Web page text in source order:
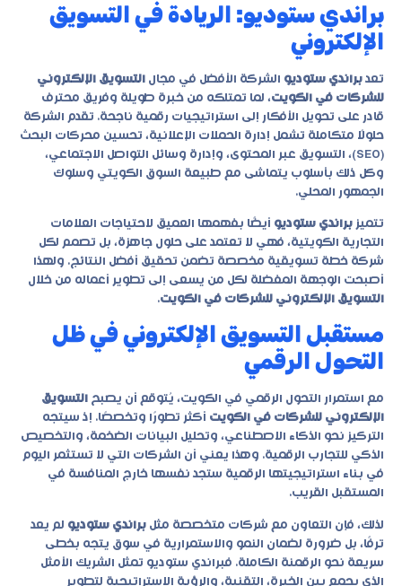
براندي ستوديو: الريادة في التسويق
الإلكتروني
تعد براندي ستوديو الشركة الأفضل في مجال التسويق الإلكتروني
للشركات في الكويت، لما تمتلكه من خبرة طويلة وفريق محترف
قادر على تحويل الأفكار إلى استراتيجيات رقمية ناجحة. تقدم الشركة
حلولًا متكاملة تشمل إدارة الحملات الإعلانية، تحسين محركات البحث
(SEO)، التسويق عبر المحتوى، وإدارة وسائل التواصل الاجتماعي،
وكل ذلك بأسلوب يتماشى مع طبيعة السوق الكويتي وسلوك
الجمهور المحلي.
تتميز براندي ستوديو أيضًا بفهمها العميق لاحتياجات العلامات
التجارية الكويتية، فهي لا تعتمد على حلول جاهزة، بل تصمم لكل
شركة خطة تسويقية مخصصة تضمن تحقيق أفضل النتائج. ولهذا
أصبحت الوجهة المفضلة لكل من يسعى إلى تطوير أعماله من خلال
التسويق الإلكتروني للشركات في الكويت.
مستقبل التسويق الإلكتروني في ظل
التحول الرقمي
مع استمرار التحول الرقمي في الكويت، يُتوقع أن يصبح التسويق
الإلكتروني للشركات في الكويت أكثر تطورًا وتخصصًا. إذ سيتجه
التركيز نحو الذكاء الاصطناعي، وتحليل البيانات الضخمة، والتخصيص
الذكي للتجارب الرقمية. وهذا يعني أن الشركات التي لا تستثمر اليوم
في بناء استراتيجيتها الرقمية ستجد نفسها خارج المنافسة في
المستقبل القريب.
لذلك، فإن التعاون مع شركات متخصصة مثل براندي ستوديو لم يعد
ترفًا، بل ضرورة لضمان النمو والاستمرارية في سوق يتجه بخطى
سريعة نحو الرقمنة الكاملة. فبراندي ستوديو تمثل الشريك الأمثل
الذي يجمع بين الخبرة، التقنية، والرؤية الاستراتيجية لتطوير